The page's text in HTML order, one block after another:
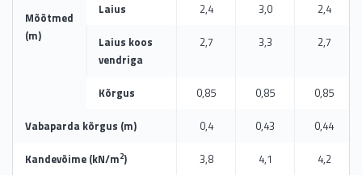
Mõõtmed
(m)
Laius 2,4 3,0 2,4
Laius koos
vendriga
2,7 3,3 2,7
Kõrgus 0,85 0,85 0,85
Vabaparda kõrgus (m) 0,4 0,43 0,44
Kandevõime (kN/m2) 3,8 4,1 4,2